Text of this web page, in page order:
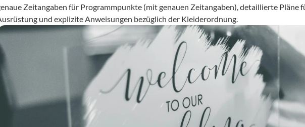
Zeitangaben für Programmpunkte (mit genauen Zeitangaben), detaillierte Pläne
und explizite Anweisungen bezüglich der Kleiderordnung.